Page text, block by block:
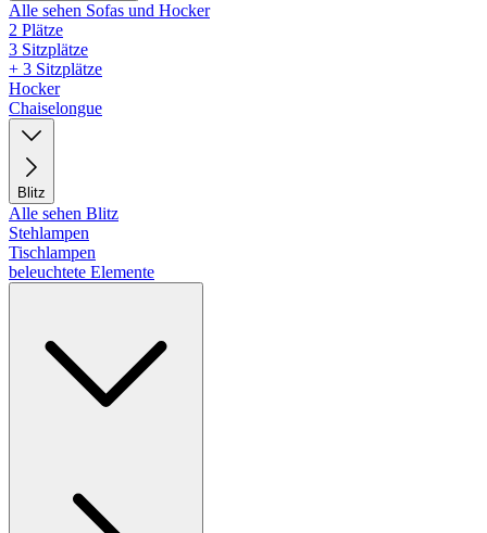
Alle sehen Sofas und Hocker
2 Plätze
3 Sitzplätze
+ 3 Sitzplätze
Hocker
Chaiselongue
Blitz
Alle sehen Blitz
Stehlampen
Tischlampen
beleuchtete Elemente